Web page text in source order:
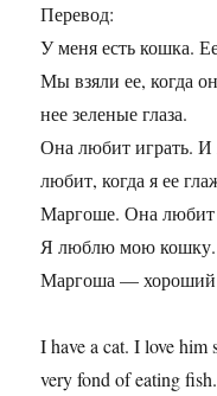
Перевод:
У меня есть кошка.
Мы взяли ее, когда
нее зеленые глаза.
Она любит играть. И
любит, когда я ее
Маргоше. Она любит
Я люблю мою кошку.
Маргоша — хороший
I have a cat. I love him
very fond of eating